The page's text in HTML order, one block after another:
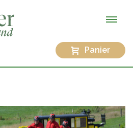
Panier